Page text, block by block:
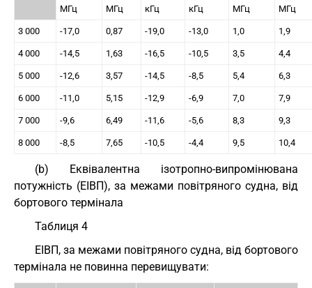
МГц
МГц
кГц
кГц
МГц
МГц
3 000 -17,0 0,87 -19,0 -13,0 1,0 1,9
4 000 -14,5 1,63 -16,5 -10,5 3,5 4,4
5 000 -12,6 3,57 -14,5 -8,5 5,4 6,3
6 000 -11,0 5,15 -12,9 -6,9 7,0 7,9
7 000 -9,6 6,49 -11,6 -5,6 8,3 9,3
8 000 -8,5 7,65 -10,5 -4,4 9,5 10,4
(b) Еквівалентна ізотропно-випромінювана
потужність (ЕІВП), за межами повітряного судна, від
бортового термінала
Таблиця 4
ЕІВП, за межами повітряного судна, від бортового
термінала не повинна перевищувати: